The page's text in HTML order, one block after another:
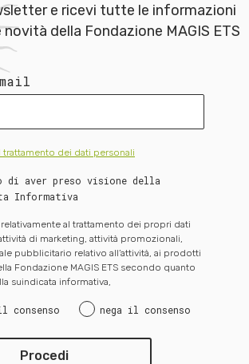
e ricevi tutte le informazioni
della Fondazione MAGIS ETS
trattamento dei dati personali
di aver preso visione della
Informativa
al trattamento dei propri dati
di marketing, attività promozionali,
pubblicitario relativo all’attività, ai prodotti
Fondazione MAGIS ETS secondo quanto
suindicata informativa,
consenso nega il consenso